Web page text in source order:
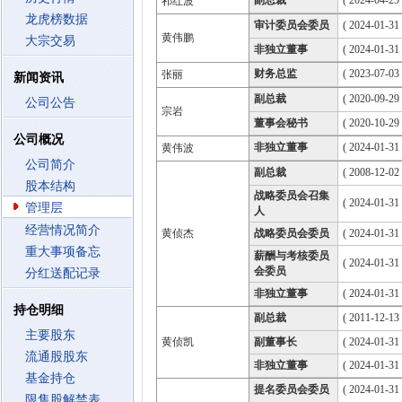
龙虎榜数据
大宗交易
新闻资讯
公司公告
公司概况
公司简介
股本结构
管理层
经营情况简介
重大事项备忘
分红送配记录
持仓明细
主要股东
流通股股东
基金持仓
黄伟鹏
审计委员会委员
( 2024-01-
非独立董事
( 2024-01-
张丽
财务总监 ( 2023-07-
宗岩
副总裁
( 2020-09-
董事会秘书
( 2020-10-
黄伟波
非独立董事 ( 2024-01-
黄侦杰
副总裁
( 2008-12-
战略委员会召集
人
( 2024-01-
战略委员会委员
( 2024-01-
薪酬与考核委员
会委员
( 2024-01-
非独立董事 ( 2024-01-
黄侦凯
副总裁
( 2011-12-
副董事长
( 2024-01-
非独立董事
( 2024-01-
提名委员会委员
( 2024-01-